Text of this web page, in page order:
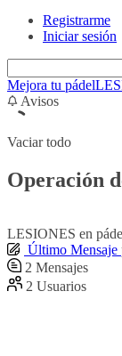
Registrarme
Iniciar sesión
Mejora tu pádel
Avisos
Vaciar todo
Operación
LESIONES en
Último Mensaje
2 Mensajes
2 Usuarios